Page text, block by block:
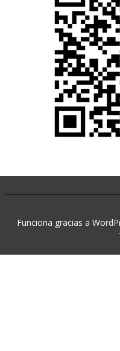
Funciona gracias a